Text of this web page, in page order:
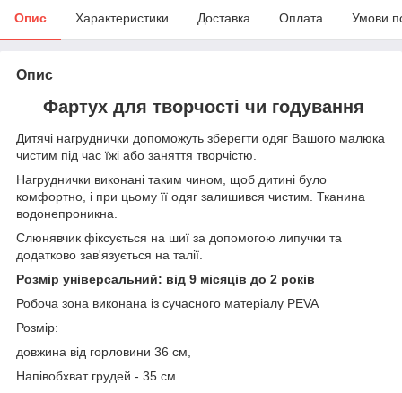
Опис Характеристики Доставка Оплата Умови
Опис
Фартух для творчості чи годування
Дитячі нагруднички допоможуть зберегти одяг Вашого малюка
чистим під час їжі або заняття творчістю.
Нагруднички виконані таким чином, щоб дитині було
комфортно, і при цьому її одяг залишився чистим. Тканина
водонепроникна.
Слюнявчик фіксується на шиї за допомогою липучки та
додатково зав'язується на талії.
Розмір універсальний: від 9 місяців до 2 років
Робоча зона виконана із сучасного матеріалу PEVA
Розмір:
довжина від горловини 36 см,
Напівобхват грудей - 35 см